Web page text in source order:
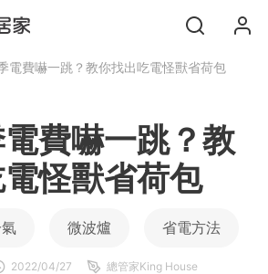
電費嚇一跳？教你找出吃電怪獸省荷包
費嚇一跳？教
怪獸省荷包
微波爐 省電方法
2022/04/27 總管家King House